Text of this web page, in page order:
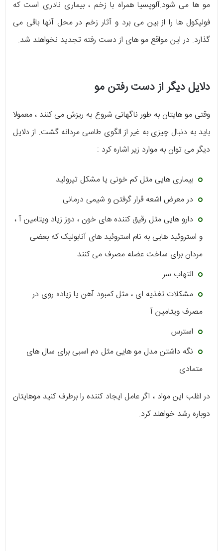
مو ها می شود.آلوپسیا همراه با زخم ، بیماری نادری است که
فولیکول ها را از بین می برد و آثار زخم در محل آنها باقی می
گذارد. در این مواقع مو های از دست رفته تجدید نخواهند شد.
دلایل دیگر از دست رفتن مو
وقتی مو هایتان به طور ناگهانی شروع به ریزش می کنند ، معمولا
باید به دنبال چیزی به غیر از الگوی طاسی مردانه گشت. از دلایل
دیگر می توان به موارد زیر اشاره کرد :
بیماری هایی مثل کم خونی یا مشکل تیروئید
در معرض اشعه قرار گرفتن و شیمی درمانی
دارو هایی مثل رقیق کننده های خون ، دوز زیاد ویتامین آ ،
و استروئید هایی به نام استروئید های آنابولیک که بعضی
مردان برای ساخت عضله مصرف می کنند
التهاب سر
مشکلات تغذیه ای ، مثل کمبود آهن یا زیاده روی در
مصرف ویتامین آ
استرس
نگه داشتن مدل مو هایی مثل دم اسبی برای سال های
متمادی
در اغلب این مواد ، اگر عامل ایجاد کننده را برطرف کنید موهایتان
دوباره رشد خواهند کرد.